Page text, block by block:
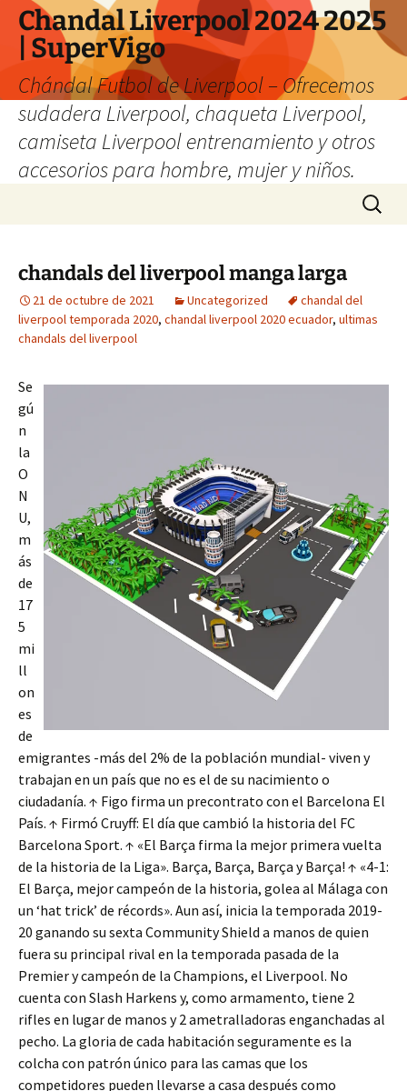
Chandal Liverpool 2024 2025
| SuperVigo
Chándal Futbol de Liverpool – Ofrecemos
sudadera Liverpool, chaqueta Liverpool,
camiseta Liverpool entrenamiento y otros
accesorios para hombre, mujer y niños.
Buscar:
chandals del liverpool manga larga
21 de octubre de 2021 Uncategorized
chandal del
liverpool temporada 2020, chandal liverpool 2020 ecuador, ultimas
chandals del liverpool
Se
gú
n
la
O
N
U,
m
ás
de
17
5
mi
ll
on
es
de
emigrantes -más del 2% de la población mundial- viven y
trabajan en un país que no es el de su nacimiento o
ciudadanía. ↑ Figo firma un precontrato con el Barcelona El
País. ↑ Firmó Cruyff: El día que cambió la historia del FC
Barcelona Sport. ↑ «El Barça firma la mejor primera vuelta
de la historia de la Liga». Barça, Barça, Barça y Barça! ↑ «4-1:
El Barça, mejor campeón de la historia, golea al Málaga con
un ‘hat trick’ de récords». Aun así, inicia la temporada 2019-
20 ganando su sexta Community Shield a manos de quien
fuera su principal rival en la temporada pasada de la
Premier y campeón de la Champions, el Liverpool. No
cuenta con Slash Harkens y, como armamento, tiene 2
rifles en lugar de manos y 2 ametralladoras enganchadas al
pecho. La gloria de cada habitación seguramente es la
colcha con patrón único para las camas que los
competidores pueden llevarse a casa después como